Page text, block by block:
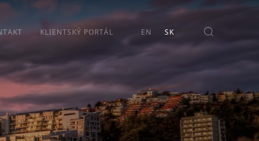
KLIENTSKÝ PORTÁL